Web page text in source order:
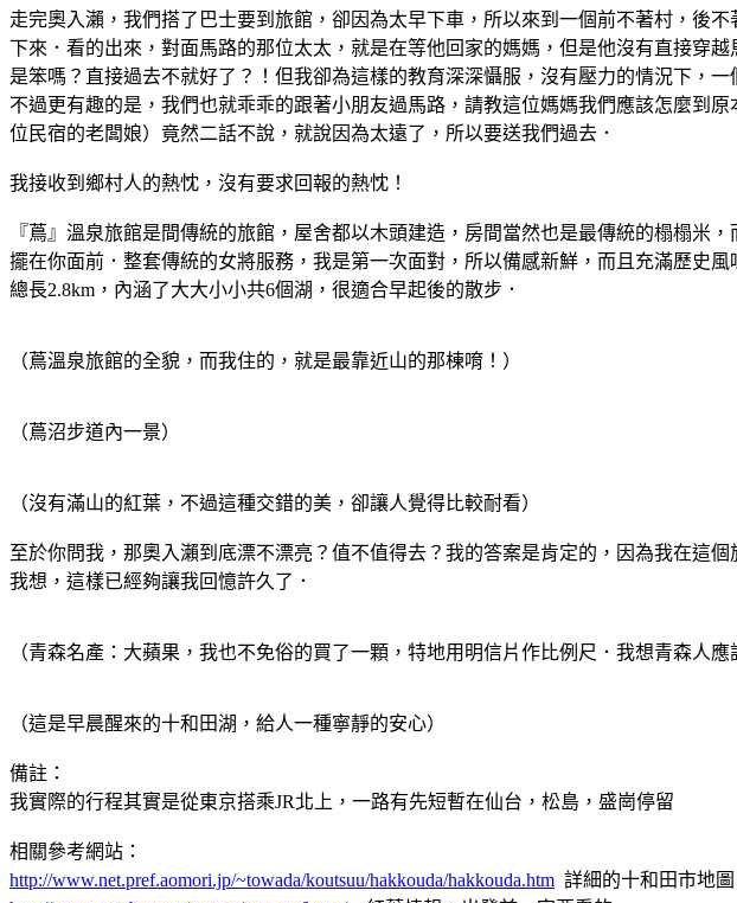
走完奧入瀨，我們搭了巴士要到旅館，卻因為太早下車，所以來到一個前不著村，後
下來．看的出來，對面馬路的那位太太，就是在等他回家的媽媽，但是他沒有直接穿
是笨嗎？直接過去不就好了？！但我卻為這樣的教育深深懾服，沒有壓力的情況下，
不過更有趣的是，我們也就乖乖的跟著小朋友過馬路，請教這位媽媽我們應該怎麼到
位民宿的老闆娘）竟然二話不說，就說因為太遠了，所以要送我們過去．
我接收到鄉村人的熱忱，沒有要求回報的熱忱！
『蔦』溫泉旅館是間傳統的旅館，屋舍都以木頭建造，房間當然也是最傳統的榻榻米
擺在你面前．整套傳統的女將服務，我是第一次面對，所以備感新鮮，而且充滿歷史
總長2.8km，內涵了大大小小共6個湖，很適合早起後的散步．
（蔦溫泉旅館的全貌，而我住的，就是最靠近山的那棟唷！）
（蔦沼步道內一景）
（沒有滿山的紅葉，不過這種交錯的美，卻讓人覺得比較耐看）
至於你問我，那奧入瀨到底漂不漂亮？值不值得去？我的答案是肯定的，因為我在這
我想，這樣已經夠讓我回憶許久了．
（青森名產：大蘋果，我也不免俗的買了一顆，特地用明信片作比例尺．我想青森人應
（這是早晨醒來的十和田湖，給人一種寧靜的安心）
備註：
我實際的行程其實是從東京搭乘JR北上，一路有先短暫在仙台，松島，盛崗停留
相關參考網站：
http://www.net.pref.aomori.jp/~towada/koutsuu/hakkouda/hakkouda.htm 詳細的十和田市地圖